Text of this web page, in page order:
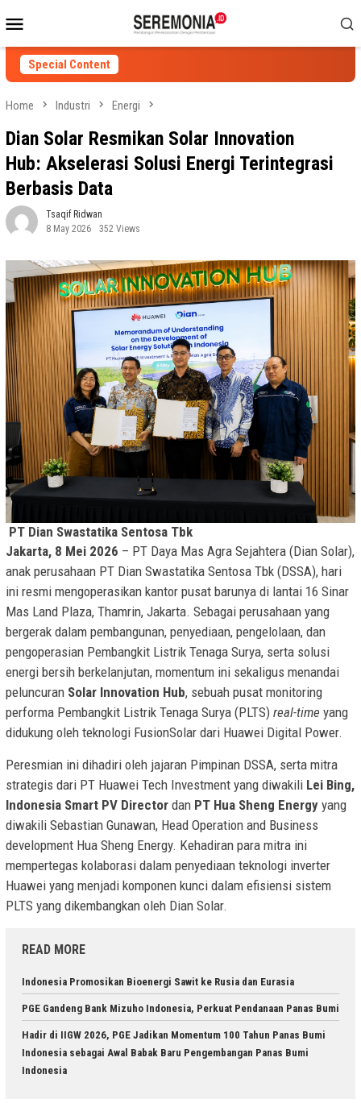
to
contentMenu
Special Content
Home Industri Energi
Dian Solar Resmikan Solar Innovation
Hub: Akselerasi Solusi Energi Terintegrasi
Berbasis Data
Tsaqif Ridwan
8 May 2026
352 Views
PT Dian Swastatika Sentosa Tbk
Jakarta, 8 Mei 2026 – PT Daya Mas Agra Sejahtera (Dian Solar),
anak perusahaan PT Dian Swastatika Sentosa Tbk (DSSA), hari
ini resmi mengoperasikan kantor pusat barunya di lantai 16 Sinar
Mas Land Plaza, Thamrin, Jakarta. Sebagai perusahaan yang
bergerak dalam pembangunan, penyediaan, pengelolaan, dan
pengoperasian Pembangkit Listrik Tenaga Surya, serta solusi
energi bersih berkelanjutan, momentum ini sekaligus menandai
peluncuran Solar Innovation Hub, sebuah pusat monitoring
performa Pembangkit Listrik Tenaga Surya (PLTS) real-time yang
didukung oleh teknologi FusionSolar dari Huawei Digital Power.
Peresmian ini dihadiri oleh jajaran Pimpinan DSSA, serta mitra
strategis dari PT Huawei Tech Investment yang diwakili Lei Bing,
Indonesia Smart PV Director dan PT Hua Sheng Energy yang
diwakili Sebastian Gunawan, Head Operation and Business
development Hua Sheng Energy. Kehadiran para mitra ini
mempertegas kolaborasi dalam penyediaan teknologi inverter
Huawei yang menjadi komponen kunci dalam efisiensi sistem
PLTS yang dikembangkan oleh Dian Solar.
READ MORE
Indonesia Promosikan Bioenergi Sawit ke Rusia dan Eurasia
PGE Gandeng Bank Mizuho Indonesia, Perkuat Pendanaan Panas Bumi
Hadir di IIGW 2026, PGE Jadikan Momentum 100 Tahun Panas Bumi
Indonesia sebagai Awal Babak Baru Pengembangan Panas Bumi
Indonesia